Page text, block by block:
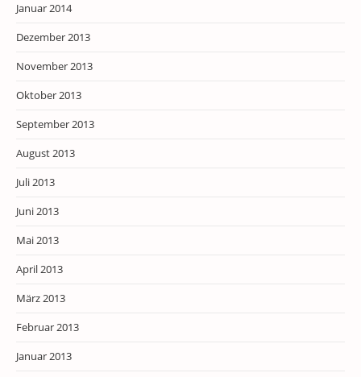
Januar 2014
Dezember 2013
November 2013
Oktober 2013
September 2013
August 2013
Juli 2013
Juni 2013
Mai 2013
April 2013
März 2013
Februar 2013
Januar 2013